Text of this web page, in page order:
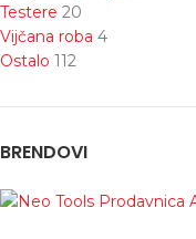
Testere 20
Vijčana roba 4
Ostalo 112
BRENDOVI